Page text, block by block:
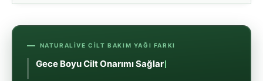
NATURALIVE CILT BAKIM YAĞI FARKI
Gece Boyu Cilt Onarımı Sağlar